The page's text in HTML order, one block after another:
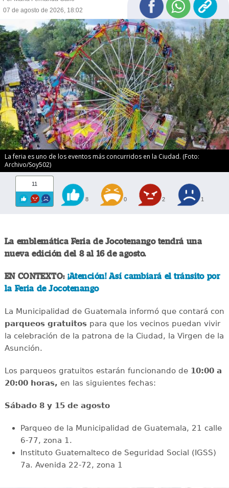
07 de agosto de 2026, 18:02
La feria es uno de los eventos más concurridos en la Ciudad. (Foto:
Archivo/Soy502)
11
8 0 2 1
La emblemática Feria de Jocotenango tendrá una
nueva edición del 8 al 16 de agosto.
EN CONTEXTO:¡Atención! Así cambiará el tránsito por
la Feria de Jocotenango
La Municipalidad de Guatemala informó que contará con
parqueos gratuitospara que los vecinos puedan vivir
la celebración de la patrona de la Ciudad, la Virgen de la
Asunción.
Los parqueos gratuitos estarán funcionando de 10:00 a
20:00 horas, en las siguientes fechas:
Sábado 8 y 15 de agosto
Parqueo de la Municipalidad de Guatemala, 21 calle
6-77, zona 1.
Instituto Guatemalteco de Seguridad Social (IGSS)
7a. Avenida 22-72, zona 1